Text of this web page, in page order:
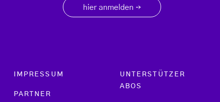
hier anmelden →
Footer menu
IMPRESSUM
PARTNER
UNTERSTÜTZER
ABOS